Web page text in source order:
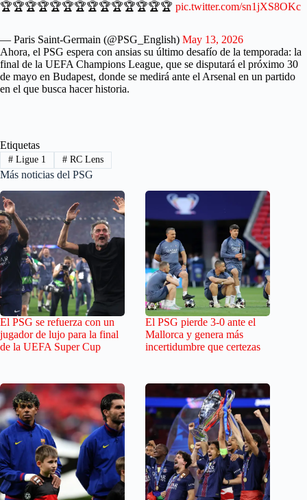
🏆🏆🏆🏆🏆🏆🏆🏆🏆🏆🏆🏆🏆🏆 pic.twitter.com/sn1jXS8OKc
— Paris Saint-Germain (@PSG_English) May 13, 2026
Ahora, el PSG espera con ansias su último desafío de la temporada: la
final de la UEFA Champions League, que se disputará el próximo 30
de mayo en Budapest, donde se medirá ante el Arsenal en un partido
en el que busca hacer historia.
Etiquetas
#Ligue 1 #RC Lens
Más noticias del PSG
El PSG se refuerza con un
jugador de lujo para la final
de la UEFA Super Cup
El PSG pierde 3-0 ante el
Mallorca y genera más
incertidumbre que certezas